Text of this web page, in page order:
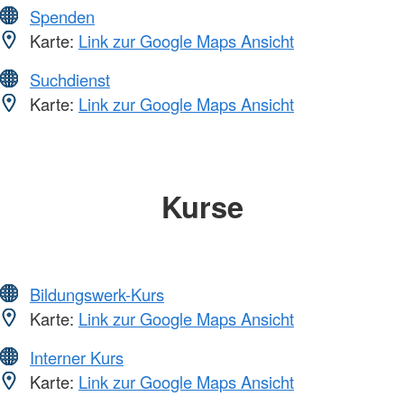
Spenden
Karte: Link zur Google Maps Ansicht
Suchdienst
Karte: Link zur Google Maps Ansicht
Kurse
Bildungswerk-Kurs
Karte: Link zur Google Maps Ansicht
Interner Kurs
Karte: Link zur Google Maps Ansicht